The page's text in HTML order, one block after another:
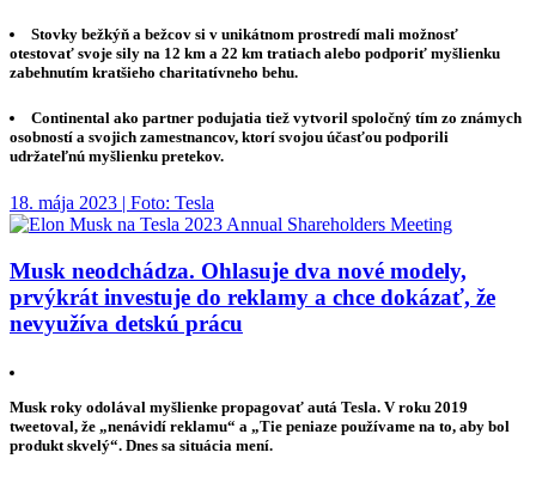
Stovky bežkýň a bežcov si v unikátnom prostredí mali možnosť
otestovať svoje sily na 12 km a 22 km tratiach alebo podporiť myšlienku
zabehnutím kratšieho charitatívneho behu.
Continental ako partner podujatia tiež vytvoril spoločný tím zo známych
osobností a svojich zamestnancov, ktorí svojou účasťou podporili
udržateľnú myšlienku pretekov.
18. mája 2023 | Foto: Tesla
Musk neodchádza. Ohlasuje dva nové modely,
prvýkrát investuje do reklamy a chce dokázať, že
nevyužíva detskú prácu
Musk roky odolával myšlienke propagovať autá Tesla. V roku 2019
tweetoval, že „nenávidí reklamu“ a „Tie peniaze používame na to, aby bol
produkt skvelý“. Dnes sa situácia mení.